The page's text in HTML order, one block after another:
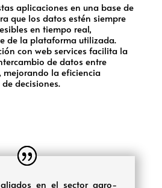
aplicaciones en una base de
que los datos estén siempre
en tiempo real,
de la plataforma utilizada.
con web services facilita la
de datos entre
mejorando la eficiencia
decisiones.
en el sector agro-